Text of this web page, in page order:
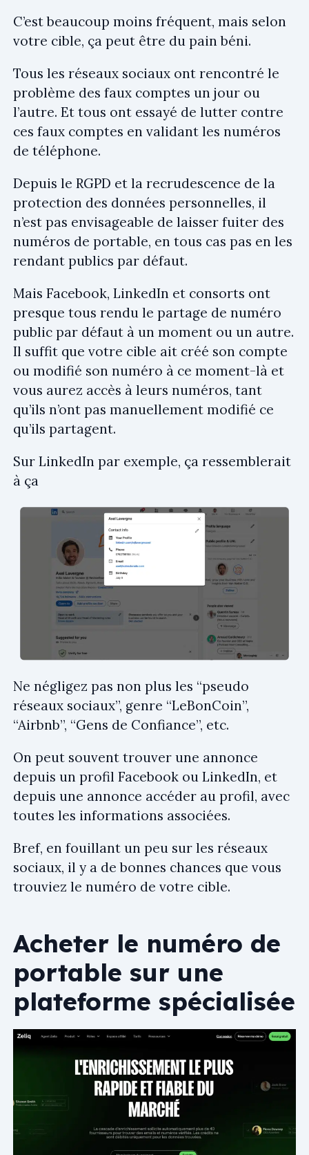
C’est beaucoup moins fréquent, mais selon
votre cible, ça peut être du pain béni.
Tous les réseaux sociaux ont rencontré le
problème des faux comptes un jour ou
l’autre. Et tous ont essayé de lutter contre
ces faux comptes en validant les numéros
de téléphone.
Depuis le RGPD et la recrudescence de la
protection des données personnelles, il
n’est pas envisageable de laisser fuiter des
numéros de portable, en tous cas pas en les
rendant publics par défaut.
Mais Facebook, LinkedIn et consorts ont
presque tous rendu le partage de numéro
public par défaut à un moment ou un autre.
Il suffit que votre cible ait créé son compte
ou modifié son numéro à ce moment-là et
vous aurez accès à leurs numéros, tant
qu’ils n’ont pas manuellement modifié ce
qu’ils partagent.
Sur LinkedIn par exemple, ça ressemblerait
à ça
Ne négligez pas non plus les “pseudo
réseaux sociaux”, genre “LeBonCoin”,
“Airbnb”, “Gens de Confiance”, etc.
On peut souvent trouver une annonce
depuis un profil Facebook ou LinkedIn, et
depuis une annonce accéder au profil, avec
toutes les informations associées.
Bref, en fouillant un peu sur les réseaux
sociaux, il y a de bonnes chances que vous
trouviez le numéro de votre cible.
Acheter le numéro de
portable sur une
plateforme spécialisée